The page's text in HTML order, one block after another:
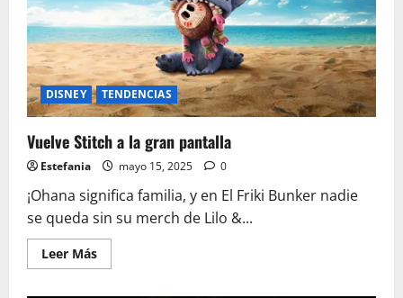
DISNEY TENDENCIAS
Vuelve Stitch a la gran pantalla
Estefania mayo 15, 2025 0
¡Ohana significa familia, y en El Friki Bunker nadie
se queda sin su merch de Lilo &...
Leer MásLeer
más